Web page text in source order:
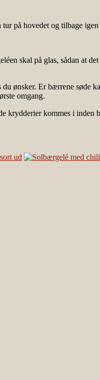
på hovedet og tilbage
skal på glas, sådan at
ønsker. Er bærrene søde
omgang.
krydderier kommes i inden